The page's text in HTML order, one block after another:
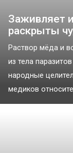
Заживляет
раскрыты
Раствор мёда и
из тела
народные
медиков